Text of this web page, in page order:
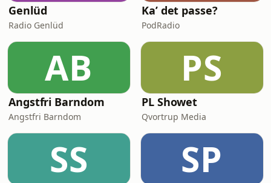
Genlüd
Radio Genlüd
Ka’ det passe?
PodRadio
AB
Angstfri Barndom
Angstfri Barndom
PS
PL Showet
Qvortrup Media
SS SP